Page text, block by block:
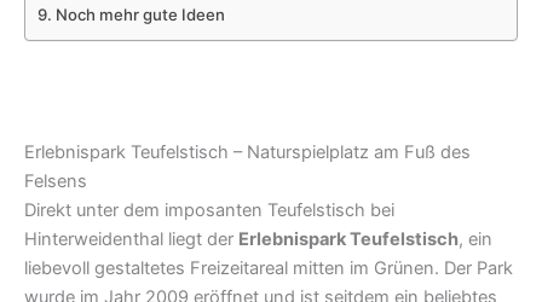
Noch mehr gute Ideen
Erlebnispark Teufelstisch – Naturspielplatz am Fuß des
Felsens
Direkt unter dem imposanten Teufelstisch bei
Hinterweidenthal liegt der Erlebnispark Teufelstisch, ein
liebevoll gestaltetes Freizeitareal mitten im Grünen. Der Park